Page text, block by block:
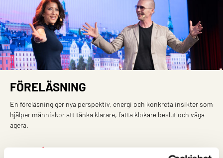
FÖRELÄSNING
En föreläsning ger nya perspektiv, energi och konkreta insikter som
hjälper människor att tänka klarare, fatta klokare beslut och våga
agera.
Läs mer